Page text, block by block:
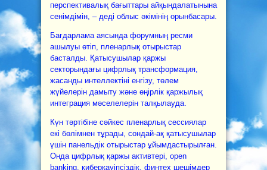
перспективалық бағыттары айқындалатынына
сенімдімін, – деді облыс әкімінің орынбасары.
Бағдарлама аясында форумның ресми
ашылуы өтіп, пленарлық отырыстар
басталды. Қатысушылар қаржы
секторындағы цифрлық трансформация,
жасанды интеллектіні енгізу, төлем
жүйелерін дамыту және өңірлік қаржылық
интеграция мәселелерін талқылауда.
Күн тәртібіне сәйкес пленарлық сессиялар
екі бөлімнен тұрады, сондай-ақ қатысушылар
үшін панельдік отырыстар ұйымдастырылған.
Онда цифрлық қаржы активтері, open
banking, киберқауіпсіздік, финтех шешімдер